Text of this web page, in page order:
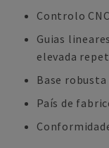
Controlo
Guias
elevada
Base
País de